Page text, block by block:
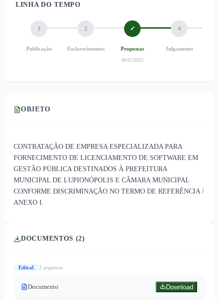
LINHA DO TEMPO
1
Publicação
2
Esclarecimentos
✓
Propostas
08/07/2022
4
Julgamento
OBJETO
CONTRATAÇÃO DE EMPRESA ESPECIALIZADA PARA
FORNECIMENTO DE LICENCIAMENTO DE SOFTWARE EM
GESTÃO PÚBLICA DESTINADOS À PREFEITURA
MUNICIPAL DE LUPIONÓPOLIS E CÂMARA MUNICIPAL
CONFORME DISCRIMINAÇÃO NO TERMO DE REFERÊNCIA /
ANEXO I.
DOCUMENTOS (2)
Edital 2 arquivos
Documento Download